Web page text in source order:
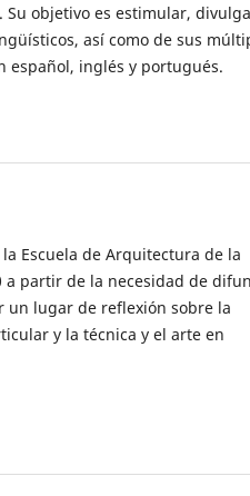
Su objetivo es estimular,
así como de sus
español, inglés y portugués.
Escuela de Arquitectura de la
a partir de la necesidad de
un lugar de reflexión sobre la
y la técnica y el arte en